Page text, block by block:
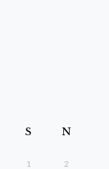
S N
1 2